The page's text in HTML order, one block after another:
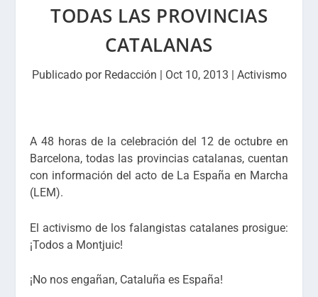
TODAS LAS PROVINCIAS
CATALANAS
Publicado por Redacción | Oct 10, 2013 | Activismo
A 48 horas de la celebración del 12 de octubre en
Barcelona, todas las provincias catalanas, cuentan
con información del acto de La España en Marcha
(LEM).
El activismo de los falangistas catalanes prosigue:
¡Todos a Montjuic!
¡No nos engañan, Cataluña es España!